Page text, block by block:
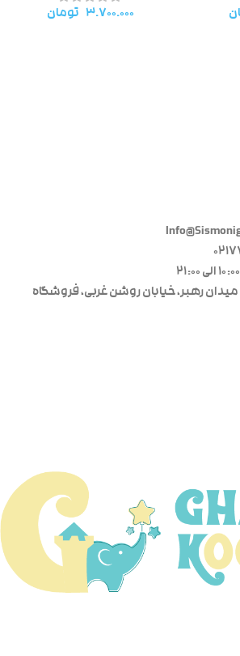
۳.۷۰۰.۰۰۰ تومان
میدان رهبر، خیابان روشن غربی، فروشگاه